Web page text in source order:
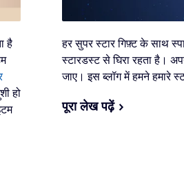
है
हो
हर सुपर स्टार गिफ़्ट के साथ
स्टारडस्ट से घिरा रहता है।
जाए। इस ब्लॉग में हमने हमारे
पूरा लेख पढ़ें